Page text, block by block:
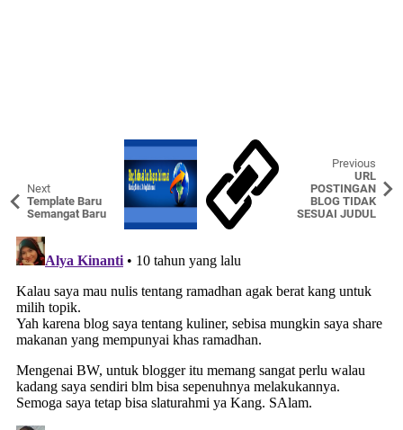
Next
Template Baru
Semangat Baru
Previous
URL
POSTINGAN
BLOG TIDAK
SESUAI JUDUL